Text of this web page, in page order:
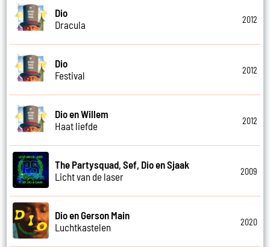
Dio
Dracula
2012
Dio
Festival
2012
Dio en Willem
Haat liefde
2012
The Partysquad, Sef, Dio en Sjaak
Licht van de laser
2009
Dio en Gerson Main
Luchtkastelen
2020